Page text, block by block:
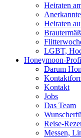
Heiraten
Heiraten
LGBT,
Honeymoon-
Darum
Kontakt
Jobs
Das Team
Reise-
Messen,